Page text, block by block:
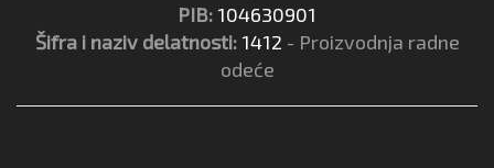
PIB: 104630901
Šifra i naziv delatnosti: 1412 - Proizvodnja radne
odeće